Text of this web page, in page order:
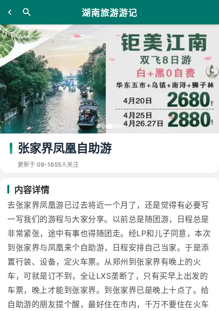
湖南旅游游记
张家界凤凰自助游
更新于 09-1655人关注
内容详情
去张家界凤凰游已过去将近一个月了，还是觉得有必要写
一写我们的游程与大家分享。以前总是随团游，日程总是
非常紧张，途中有事也得随团走。经LP和儿子同意，本次
到张家界与凤凰来个自助游，日程安排自己当家。于是添
置行装、设备，定火车票。从郑州到张家界有晚上的火
车，可就是订不到，全让LXS垄断了，只有买早上出发的
车票，晚上才能到张家界。到张家界已是晚上十点了。给
自助游的朋友提个醒，最好住在市内，千万不要住在火车